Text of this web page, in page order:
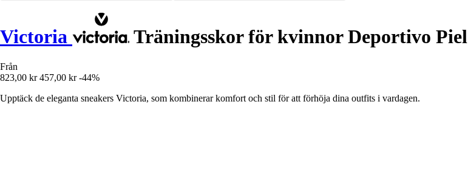
Victoria Träningsskor för kvinnor Deportivo Piel
Från
823,00 kr 457,00 kr -44%
Upptäck de eleganta sneakers Victoria, som kombinerar komfort och stil för att förhöja dina outfits i vardagen.